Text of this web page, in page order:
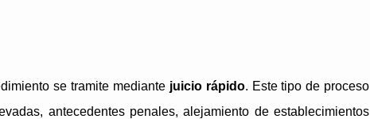
se tramite mediante juicio rápido. Este tipo de proceso
antecedentes penales, alejamiento de establecimientos